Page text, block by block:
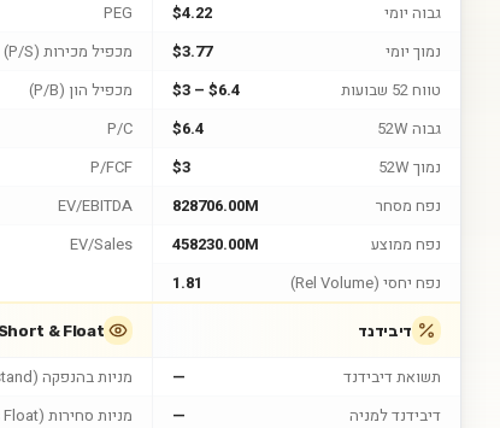
גבוה יומי
$4.22
נמוך יומי
$3.77
טווח 52 שבועות
$3 – $6.4
גבוה 52W
$6.4
נמוך 52W
$3
נפח מסחר
828706.00M
נפח ממוצע
458230.00M
נפח יחסי (Rel Volume)
1.81
PEG
מכפיל מכירות (P/S)
מכפיל הון (P/B)
P/C
P/FCF
EV/EBITDA
EV/Sales
דיבידנד
תשואת דיבידנד
—
דיבידנד למניה
—
& Float
מניות בהנפקה (Shs Outstand)
מניות סחירות (Shs Float)